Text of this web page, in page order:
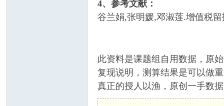
4、参考文献：
谷兰娟,张明媛,邓淑莲.增值税
此资料是课题组自用数据，原
复现说明，测算结果是可以做
真正的授人以渔，原创一手数